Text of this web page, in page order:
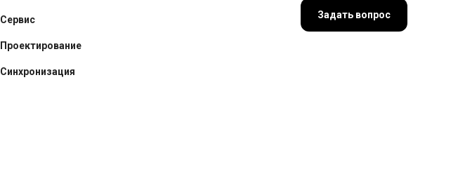
Сервис
Проектирование
Синхронизация
Задать вопрос